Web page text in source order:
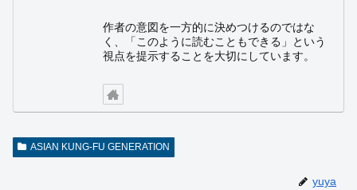
作者の意図を一方的に決めつけるのではな
く、「このように読むこともできる」という
視点を提示することを大切にしています。
ASIAN KUNG-FU GENERATION
yuya